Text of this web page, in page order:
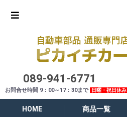
089-941-6771
お問合せ時間 9：00～17：30まで 日曜・祝日休み
HOME 商品一覧